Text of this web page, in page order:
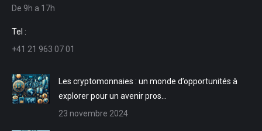
dans
une
dans
De 9h a 17h
Tel :
+41 21 963 07 01
Les cryptomonnaies : un monde d’opportunités à
explorer pour un avenir pros…
23 novembre 2024